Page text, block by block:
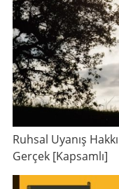
Ruhsal Uyanış
Gerçek [Kapsamlı]